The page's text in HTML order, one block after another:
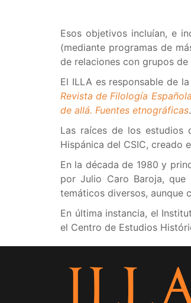
Esos objetivos incluían, e
(mediante programas de
de relaciones con grupos
El ILLA es responsable de
Revista de Filología Española
de allá. Fuentes etnográficas.
Las raíces de los estudios
Hispánica del CSIC, creado
En la década de 1980 y
por Julio Caro Baroja, que
temáticos diversos, aunque
En última instancia, el
el Centro de Estudios